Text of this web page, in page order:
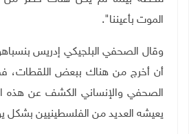
الموت بأعيننا".
وقال الصحفي البلجيكي إدريس
أن أخرج من هناك ببعض اللقطات،
الصحفي والإنساني الكشف عن هذه
يعيشه العديد من الفلسطينيين بشكل